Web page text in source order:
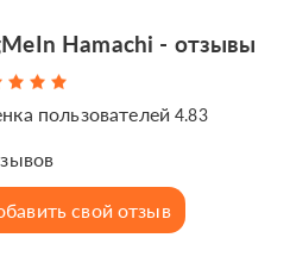
Hamachi - отзывы
пользователей4.83
свой отзыв